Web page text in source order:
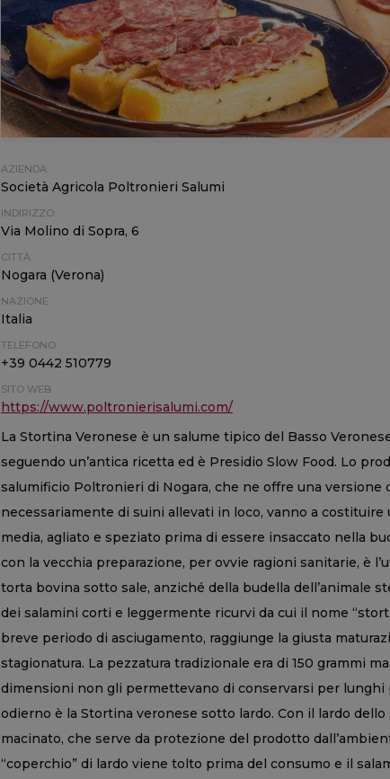
AZIENDA:
Società Agricola Poltronieri Salumi
INDIRIZZO:
Via Molino di Sopra, 6
CITTÀ:
Nogara (Verona)
NAZIONE
Italia
TELEFONO
+39 0442 510779
SITO WEB
https://www.poltronierisalumi.com/
La Stortina Veronese è un salume tipico del Basso
seguendo un’antica ricetta ed è Presidio Slow Food. Lo
salumificio Poltronieri di Nogara, che ne offre una versione
necessariamente di suini allevati in loco, vanno a costituire
media, agliato e speziato prima di essere insaccato nella
con la vecchia preparazione, per ovvie ragioni sanitarie, è
torta bovina sotto sale, anziché della budella dell’animale
dei salamini corti e leggermente ricurvi da cui il nome
breve periodo di asciugamento, raggiunge la giusta
stagionatura. La pezzatura tradizionale era di 150 grammi
dimensioni non gli permettevano di conservarsi per lunghi
odierno è la Stortina veronese sotto lardo. Con il lardo dello
macinato, che serve da protezione del prodotto
“coperchio” di lardo viene tolto prima del consumo e il